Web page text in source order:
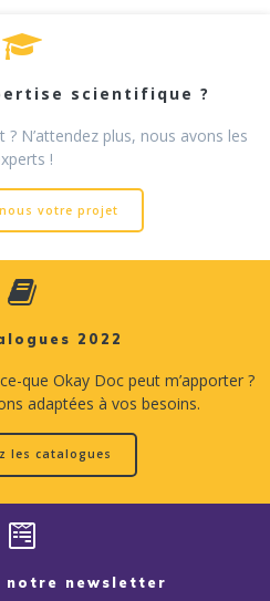
scientifique ?
N’attendez plus, nous avons les
!
votre projet
2022
que Okay Doc peut m’apporter ?
adaptées à vos besoins.
les catalogues
notre newsletter